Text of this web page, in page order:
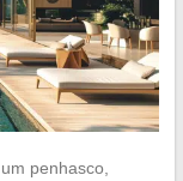
penhasco,